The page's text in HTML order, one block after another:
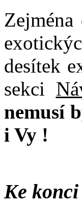
desítek
sekci
nemusí
i Vy !
Ke